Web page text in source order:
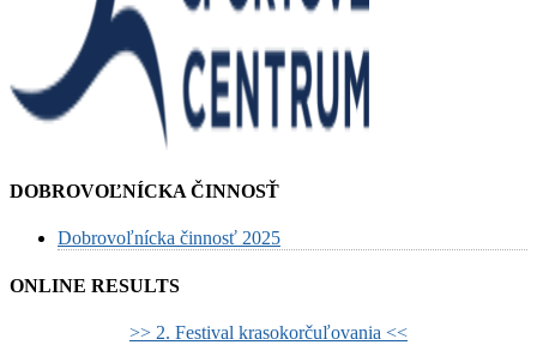
DOBROVOĽNÍCKA ČINNOSŤ
Dobrovoľnícka činnosť 2025
ONLINE RESULTS
>> 2. Festival krasokorčuľovania <<